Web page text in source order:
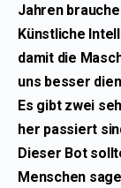
Jahren
Künstliche
damit die
uns besser
Es gibt zwei
her passiert
Dieser Bot
Menschen